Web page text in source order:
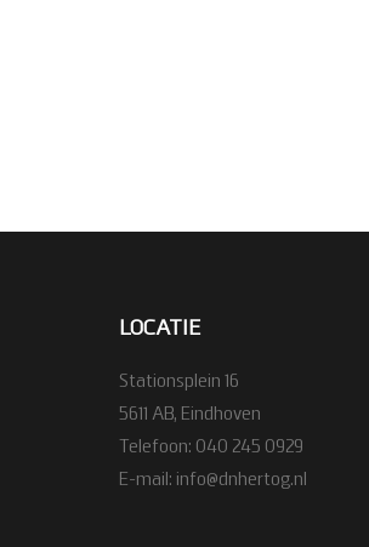
LOCATIE
Stationsplein 16
5611 AB, Eindhoven
Telefoon: 040 245 0929
E-mail: info@dnhertog.nl